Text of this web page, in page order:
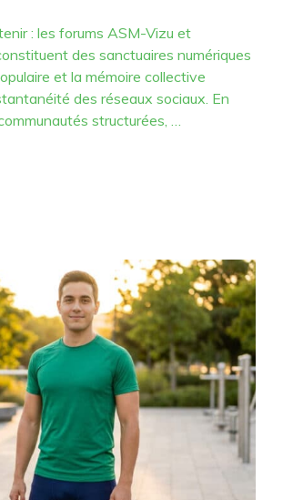
: les forums ASM-Vizu et
des sanctuaires numériques
et la mémoire collective
des réseaux sociaux. En
structurées, …